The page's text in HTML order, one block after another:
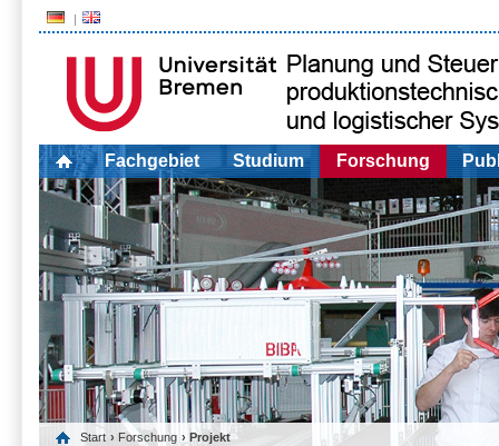
Fachgebiet Studium Forschung
Start › Forschung › Projekt